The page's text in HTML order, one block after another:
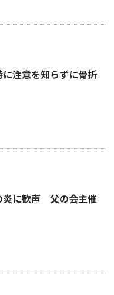
注意を知らずに骨折
に歓声 父の会主催